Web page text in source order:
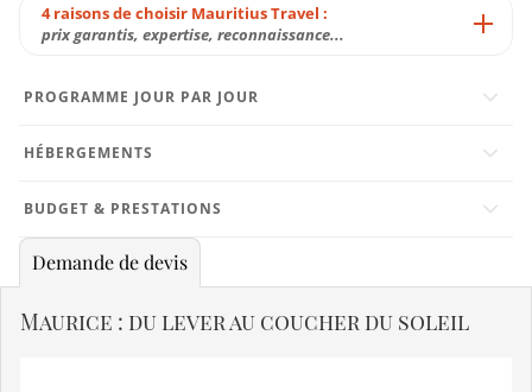
4 raisons de choisir Mauritius Travel :
prix garantis, expertise, reconnaissance...
PROGRAMME JOUR PAR JOUR
HÉBERGEMENTS
BUDGET & PRESTATIONS
Demande de devis
Maurice : du lever au coucher du soleil